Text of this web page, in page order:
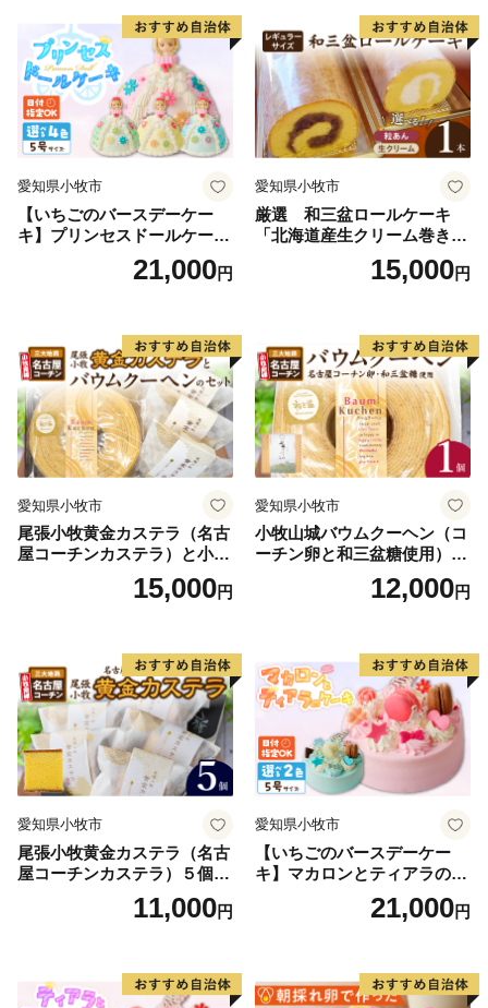
愛知県小牧市
【いちごのバースデーケー
キ】プリンセスドールケーキ
日時指定可 スイーツ デザー
ト 洋菓子 お取り寄せ 愛知県
デコレーションケーキ ホー
ルケーキ 人形 かわいい こど
も
21,000円
愛知県小牧市
厳選 和三盆ロールケーキ
「北海道産生クリーム巻き」
または「北海道産粒あん巻
き」（サイズ：レギュラー）
凍 愛知県 小牧市 アンプチベ
アやぐま
15,000円
愛知県小牧市
尾張小牧黄金カステラ（名古
屋コーチンカステラ）と小牧
山城バウムクーヘン（コーチ
ン卵と和三盆糖使用）のセッ
三盆 小牧銘菓 バウムクーヘ
ン 常温 愛知県 小牧市 アンプ
チベアやぐま
15,000円
愛知県小牧市
小牧山城バウムクーヘン（コ
ーチン卵と和三盆糖使用）
名古屋コーチン バームクー
ヘン 和三盆 小牧銘菓 バウム
12,000円
愛知県小牧市
尾張小牧黄金カステラ（名古
屋コーチンカステラ）５個入
名古屋コーチン カステラ ザ
ラメ 常温 愛知県 小牧市 アン
11,000円
愛知県小牧市
【いちごのバースデーケー
キ】マカロンとティアラのケ
ーキ スイーツ 日時指定可 デ
ザート 洋菓子 お取り寄せ 愛
デコレーションケーキ ホー
ルケーキ
21,000円